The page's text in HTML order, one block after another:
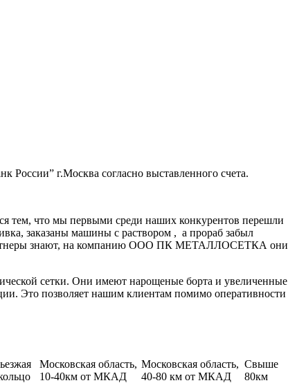
России” г.Москва согласно выставленного счета.
тем, что мы первыми среди наших конкурентов перешли
заказаны машины с раствором , а прораб забыл
партнеры знают, на компанию ООО ПК МЕТАЛЛОСЕТКА они
сетки. Они имеют нарощеные борта и увеличенные
Это позволяет нашим клиентам помимо оперативности
Московская область,
10-40км от МКАД
Московская область,
40-80 км от МКАД
Свыше
80км